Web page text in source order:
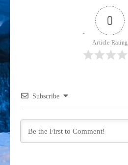
0
Article Rating
Subscribe